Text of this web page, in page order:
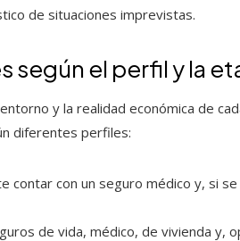
de situaciones imprevistas.
el perfil y la
y la realidad económica de
diferentes perfiles:
contar con un seguro médico y, si
de vida, médico, de vivienda y,